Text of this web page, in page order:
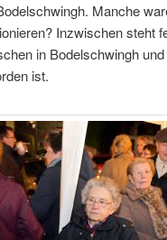
Manche
Inzwischen steht
in Bodelschwingh
ist.